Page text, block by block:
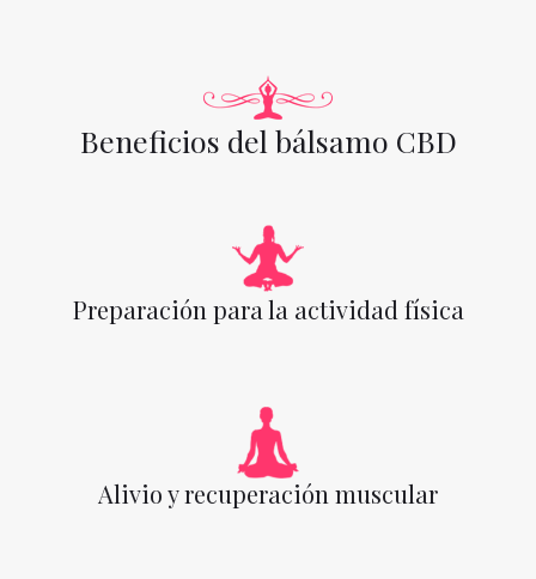
Beneficios del bálsamo CBD
Preparación para la actividad física
Alivio y recuperación muscular